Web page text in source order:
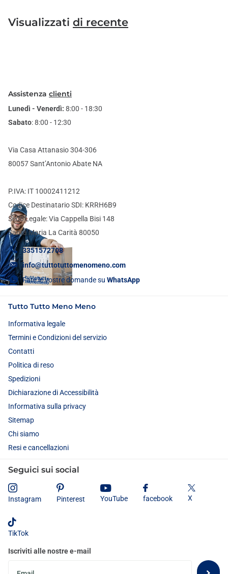
Visualizzati di recente
Assistenza clienti
Lunedì - Venerdì: 8:00 - 18:30
Sabato: 8:00 - 12:30
Via Casa Attanasio 304-306
80057 Sant’Antonio Abate NA
P.IVA: IT 10002411212
Codice Destinatario SDI: KRRH6B9
Sede Legale: Via Cappella Bisi 148
Santa Maria La Carità 80050
3351572708
info@tuttotuttomenomeno.com
Fate le vostre domande su WhatsApp
Tutto Tutto Meno Meno
Informativa legale
Termini e Condizioni del servizio
Contatti
Politica di reso
Spedizioni
Dichiarazione di Accessibilità
Informativa sulla privacy
Sitemap
Chi siamo
Resi e cancellazioni
Seguici sui social
Instagram Pinterest YouTube facebook X
TikTok
Iscriviti alle nostre e-mail